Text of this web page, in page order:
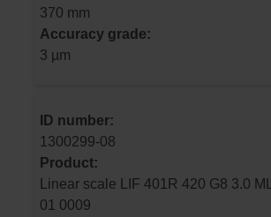
370 mm
Accuracy grade:
3 µm
ID number:
1300299-08
Product:
Linear scale LIF 401R 420 G8 3.0 ML/2 .. OK
01 0009